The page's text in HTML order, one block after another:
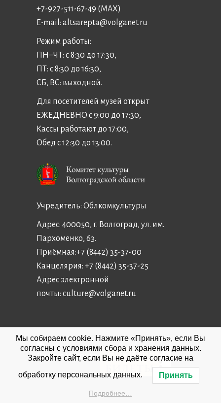
+7-927-511-67-49 (MAX)
E-mail: altsarepta@volganet.ru
Режим работы:
ПН–ЧТ: с 8:30 до 17:30,
ПТ: с 8:30 до 16:30,
СБ, ВС: выходной.
Для посетителей музей открыт
ЕЖЕДНЕВНО с 9:00 до 17:30,
Кассы работают до 17:00,
Обед с 12:30 до 13:00.
Учредитель: Облкомкультуры
Адрес: 400050, г. Волгоград, ул. им.
Пархоменко, 63.
Приёмная:+7 (8442) 35-37-00
Канцелярия: +7 (8442) 35-37-25
Адрес электронной
почты: culture@volganet.ru
Мы собираем cookie. Нажмите «Принять», если Вы
согласны с условиями сбора и хранения данных.
Закройте сайт, если Вы не даёте согласие на
обработку персональных данных. Принять
Подробнее…